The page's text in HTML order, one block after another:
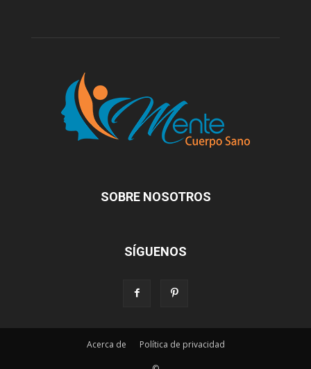
SOBRE NOSOTROS
SÍGUENOS
Acerca de Política de privacidad